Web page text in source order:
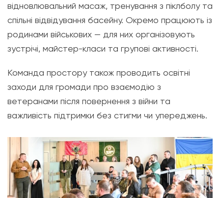
відновлювальний масаж, тренування з піклболу та
спільні відвідування басейну. Окремо працюють із
родинами військових — для них організовують
зустрічі, майстер-класи та групові активності.
Команда простору також проводить освітні
заходи для громади про взаємодію з
ветеранами після повернення з війни та
важливість підтримки без стигми чи упереджень.